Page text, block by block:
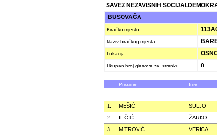
SAVEZ NEZAVISNIH
BUSOVAČA
Biračko mjesto
Naziv biračkog mjesta
Lokacija
Ukupan broj glasova za stranku 0
Prezime Ime
1. MEŠIĆ
SULJO
2.
ILIČIĆ
ŽARKO
3.
MITROVIĆ VERICA